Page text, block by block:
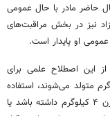
حاضر مادر با حال عمومی
نیز در بخش مراقبت‌های
او پایدار است.
این اصطلاح علمی برای
که با جثه بزرگ و وزن بالای ۴ کیلوگرم متولد می‌شوند، استفاده
می‌شود. اگر مادر مبتلا به دیابت باشد و جنین هم وزن ۴ کیلوگرم داشته باشد یا